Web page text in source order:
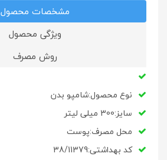
مشخصات محصول
ویژگی محصول
روش مصرف
نوع محصول:شامپو بدن
سایز:300 میلی لیتر
محل مصرف:پوست
کد بهداشتی:38/11379